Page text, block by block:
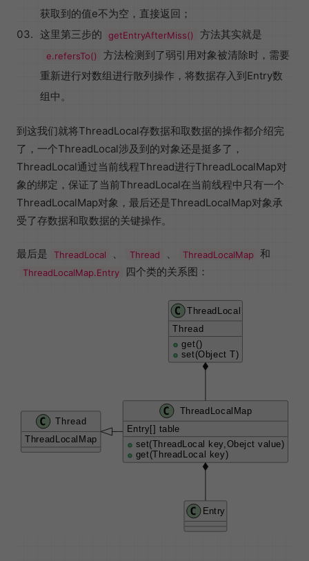
获取到的值e不为空，直接返回；
这里第三步的
getEntryAfterMiss() 方法其实就是
e.refersTo()
方法检测到了弱引用对象被清除时，需要
重新进行对数组进行散列操作，将数据存入到Entry数
组中。
到这我们就将ThreadLocal存数据和取数据的操作都介绍完
了，一个ThreadLocal涉及到的对象还是挺多了，
ThreadLocal通过当前线程Thread进行ThreadLocalMap对
象的绑定，保证了当前ThreadLocal在当前线程中只有一个
ThreadLocalMap对象，最后还是ThreadLocalMap对象承
受了存数据和取数据的关键操作。
最后是 ThreadLocal 、 Thread 、 ThreadLocalMap 和
ThreadLocalMap.Entry 四个类的关系图：